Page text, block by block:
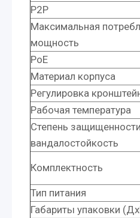
P2P
Максимальная
мощность
PoE
Материал корпуса
Регулировка
Рабочая температура
Степень
вандалостойкость
Комплектность
Тип питания
Габариты упаковки